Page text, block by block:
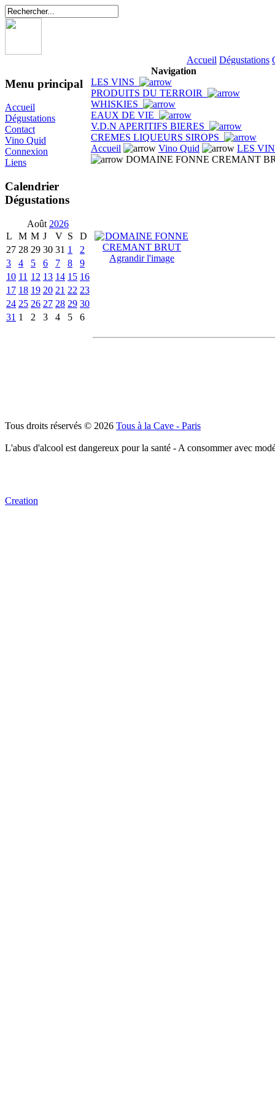
Accueil Dégustations
Menu principal
Accueil
Dégustations
Contact
Vino Quid
Connexion
Liens
Calendrier
Dégustations
Août 2026
L
M M J V S
D
27 28 29 30 31 1
2
3
4 5 6 7 8
9
10 11 12 13 14 15 16
17 18 19 20 21 22 23
24 25 26 27 28 29 30
31 1 2 3 4 5 6
Navigation
LES VINS
PRODUITS DU TERROIR
WHISKIES
EAUX DE VIE
V.D.N APERITIFS BIERES
CREMES LIQUEURS SIROPS
Accueil
Vino Quid
LES
DOMAINE FONNE CREMANT
Agrandir l'image
Tous droits réservés © 2026 Tous à la Cave - Paris
L'abus d'alcool est dangereux pour la santé - A consommer avec
Creation